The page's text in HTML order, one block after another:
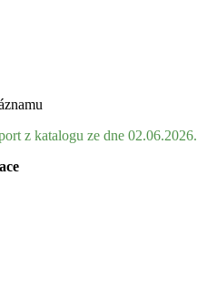
z katalogu ze dne 02.06.2026.